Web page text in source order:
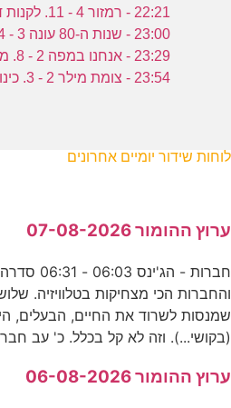
22:21 - רמזור 4 - 11. לקנות דירה
23:00 - שנות ה-80 עונה 3 - 4. מלחמת כבלים
23:29 - אנחנו במפה 2 - 8. מסדר בוקר
23:54 - צומת מילר 2 - 3. כינור
לוחות שידור יומיים אחרונים
ערוץ ההומור 07-08-2026
חברות -
והחברות הכי מצחיקות בטלוויזיה.
שמנסות לשרוד את החיים, הבעלים,
(בקושי...). וזה לא קל בכלל. כ' עב
ערוץ ההומור 06-08-2026